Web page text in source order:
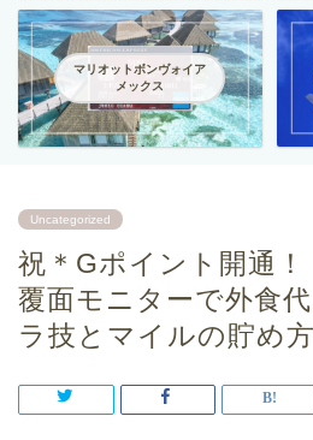
マリオットボンヴォイア
メックス
Uncategorized
祝＊Gポイント開通！
覆面モニターで外食
ラ技とマイルの貯め方